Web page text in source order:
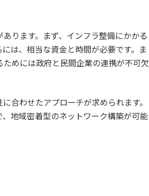
ります。まず、インフラ整備にかかる
は、相当な資金と時間が必要です。ま
めには政府と民間企業の連携が不可欠
合わせたアプローチが求められます。
地域密着型のネットワーク構築が可能